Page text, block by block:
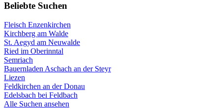
Beliebte Suchen
Fleisch Enzenkirchen
Kirchberg am Walde
St. Aegyd am Neuwalde
Ried im Oberinntal
Semriach
Bauernladen Aschach an der Steyr
Liezen
Feldkirchen an der Donau
Edelsbach bei Feldbach
Alle Suchen ansehen